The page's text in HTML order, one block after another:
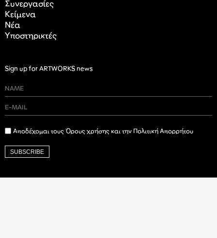
Συνεργασίες
Κείμενα
Nέα
Υποστηρικτές
Sign up for ARTWORKS news
Αποδέχομαι τους Όρους χρήσης και την Πολιτική Απορρήτου
SUBSCRIBE